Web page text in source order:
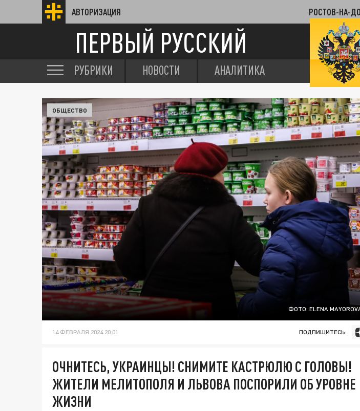
АВТОРИЗАЦИЯ РОСТОВ-НА-
ПЕРВЫЙ РУССКИЙ
РУБРИКИ НОВОСТИ АНАЛИТИКА
ФОТО: ELENA
ОБЩЕСТВО
14 ФЕВРАЛЯ 2024 20:01 ПОДПИШИТЕСЬ:
ОЧНИТЕСЬ, УКРАИНЦЫ! СНИМИТЕ КАСТРЮЛЮ С ГОЛОВЫ!
ЖИТЕЛИ МЕЛИТОПОЛЯ И ЛЬВОВА ПОСПОРИЛИ ОБ УРОВНЕ
ЖИЗНИ